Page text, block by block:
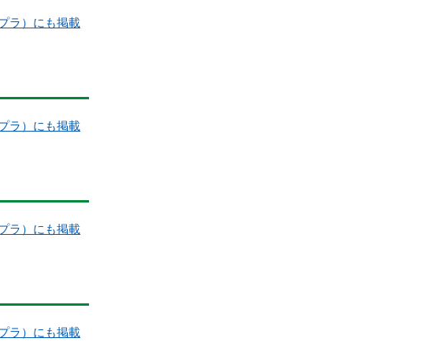
ラ）にも掲載
ラ）にも掲載
ラ）にも掲載
ラ）にも掲載